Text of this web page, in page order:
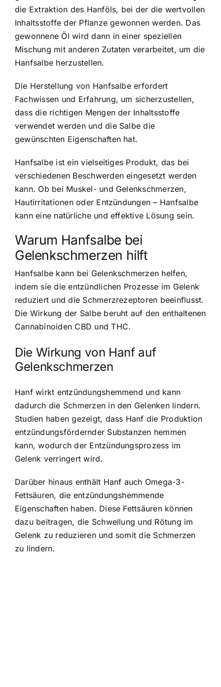
die Extraktion des Hanföls, bei der die wertvollen
Inhaltsstoffe der Pflanze gewonnen werden. Das
gewonnene Öl wird dann in einer speziellen
Mischung mit anderen Zutaten verarbeitet, um die
Hanfsalbe herzustellen.
Die Herstellung von Hanfsalbe erfordert
Fachwissen und Erfahrung, um sicherzustellen,
dass die richtigen Mengen der Inhaltsstoffe
verwendet werden und die Salbe die
gewünschten Eigenschaften hat.
Hanfsalbe ist ein vielseitiges Produkt, das bei
verschiedenen Beschwerden eingesetzt werden
kann. Ob bei Muskel- und Gelenkschmerzen,
Hautirritationen oder Entzündungen – Hanfsalbe
kann eine natürliche und effektive Lösung sein.
Warum Hanfsalbe bei
Gelenkschmerzen hilft
Hanfsalbe kann bei Gelenkschmerzen helfen,
indem sie die entzündlichen Prozesse im Gelenk
reduziert und die Schmerzrezeptoren beeinflusst.
Die Wirkung der Salbe beruht auf den enthaltenen
Cannabinoiden CBD und THC.
Die Wirkung von Hanf auf
Gelenkschmerzen
Hanf wirkt entzündungshemmend und kann
dadurch die Schmerzen in den Gelenken lindern.
Studien haben gezeigt, dass Hanf die Produktion
entzündungsfördernder Substanzen hemmen
kann, wodurch der Entzündungsprozess im
Gelenk verringert wird.
Darüber hinaus enthält Hanf auch Omega-3-
Fettsäuren, die entzündungshemmende
Eigenschaften haben. Diese Fettsäuren können
dazu beitragen, die Schwellung und Rötung im
Gelenk zu reduzieren und somit die Schmerzen
zu lindern.